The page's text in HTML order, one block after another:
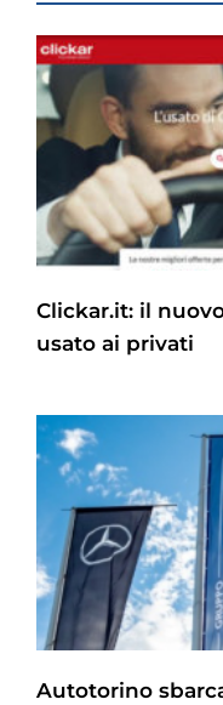
Clickar.it: il
usato ai privati
Autotorino